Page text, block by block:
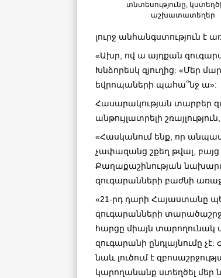
տնտեսությունը,
աշխատատեղեր
լուրջ անհանգստություն է
«Ախր, ով ա այդքան
Խնձորեսկ գյուղից: «Մեր
եվրոպաների պահա՞նջ ա»:
Հասարակության տարբեր
անթույլատրելի
«Հասկանում ենք, որ
չափազանց շքեղ թվալ, բայց
Քաղաքաշինության
զուգարանների բաժնի
«21-րդ դարի Հայաստանը
զուգարանների
հարցը միայն
զուգարանի ընդլայնումը
նաև լուծում է
կարողանանք ստեղծել